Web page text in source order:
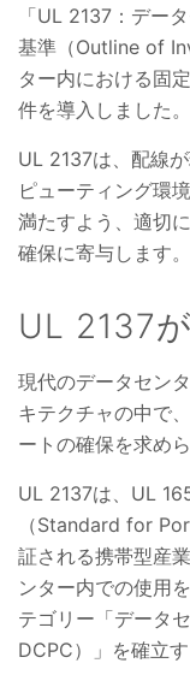
「UL 2137：デー
基準（Outline of
ター内における固
件を導入しました。
UL 2137は、配線
ピューティング環
満たすよう、適切
確保に寄与します。
UL 2137
現代のデータセン
キテクチャの中で
ートの確保を求め
UL 2137は、UL
（Standard for
証される携帯型産
ンター内での使用
テゴリー「データ
DCPC）」を確立す